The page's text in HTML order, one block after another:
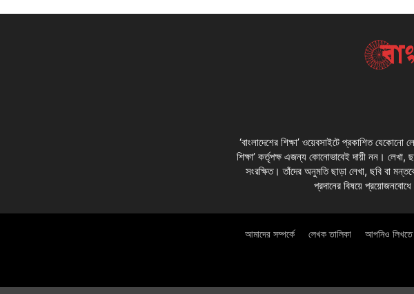
‘বাংলাদেশের শিক্ষা’ ওয়েবসাইটে প্রকাশিত
শিক্ষা’ কর্তৃপক্ষ এজন্য কোনোভাবেই দায়ী নন। লেখা,
সংরক্ষিত। তাঁদের অনুমতি ছাড়া লেখা, ছবি বা
প্রদানের বিষয়ে প্রয়োজনবোধে
আমাদের সম্পর্কে লেখক তালিকা আপনিও লিখতে